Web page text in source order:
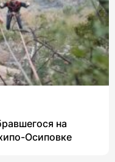
на
Осиповке